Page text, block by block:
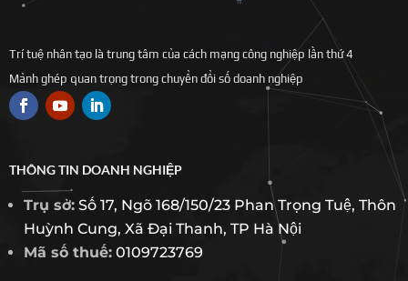
Trí tuệ nhân tạo là trung tâm của cách mạng công nghiệp lần thứ 4
Mảnh ghép quan trọng trong chuyển đổi số doanh nghiệp
THÔNG TIN DOANH NGHIỆP
Trụ sở: Số 17, Ngõ 168/150/23 Phan Trọng Tuệ, Thôn
Huỳnh Cung, Xã Đại Thanh, TP Hà Nội
Mã số thuế: 0109723769